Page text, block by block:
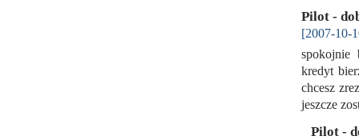
Pilot -
[2007-10-
spokojnie
kredyt
chcesz
jeszcze
Pilot -